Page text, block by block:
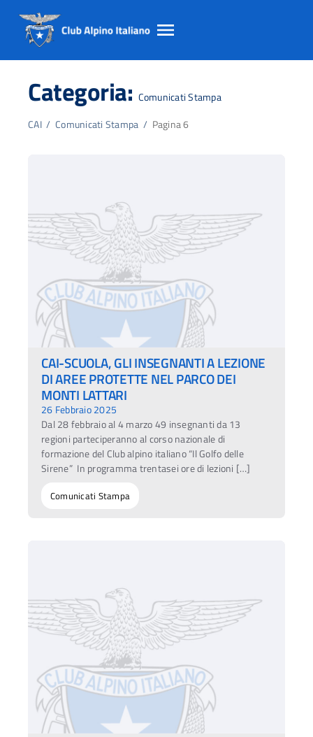
Salta
contento
principale
Salta
Salta
Categoria: Comunicati Stampa
CAI/ Comunicati Stampa / Pagina 6
CAI-SCUOLA, GLI INSEGNANTI A LEZIONE
DI AREE PROTETTE NEL PARCO DEI
MONTI LATTARI
26 Febbraio 2025
Dal 28 febbraio al 4 marzo 49 insegnanti da 13
regioni parteciperanno al corso nazionale di
formazione del Club alpino italiano “Il Golfo delle
Sirene” In programma trentasei ore di lezioni […]
Comunicati Stampa